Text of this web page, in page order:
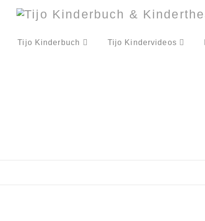
Tijo Kinderbuch Tijo Kindervideos